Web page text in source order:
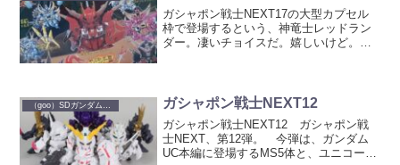
ガシャポン戦士NEXT17の大型カプセル
枠で登場するという、神竜士レッドラン
ダー。凄いチョイスだ。嬉しいけど。
がマイブームだった...
ガシャポン戦士NEXT12
ガシャポン戦士NEXT12 ガシャポン戦
士NEXT、第12弾。 今弾は、ガンダム
UC本編に登場するMS5体と、ユニコーン